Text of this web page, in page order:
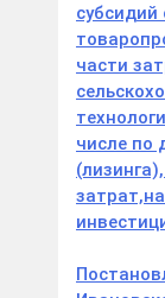
субсидий
части
числе по